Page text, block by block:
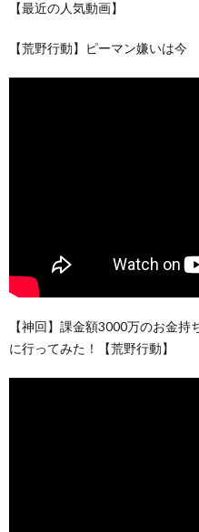
【最近の人気動画】
【荒野行動】ピーマン嫌いは今
【神回】課金額3000万のお金
に行ってみた！【荒野行動】